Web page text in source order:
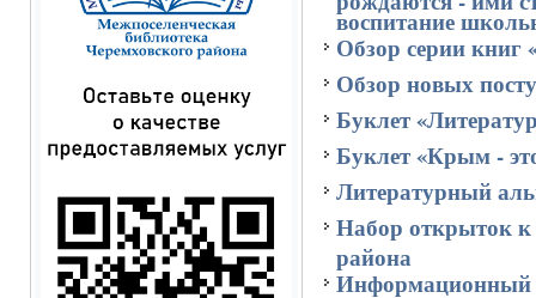
воспитание
Обзор серии книг
Обзор новых
Буклет
Буклет «Крым -
Литературный
Набор открыток к
района
Информационный